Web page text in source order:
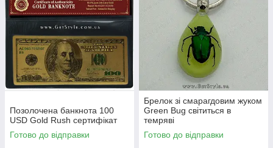
Позолочена банкнота 100
USD Gold Rush сертифікат
Готово до відправки
Брелок зі смарагдовим жуком
Green Bug світиться в
темряві
Готово до відправки